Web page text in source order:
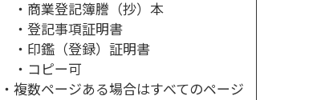
・商業登記簿謄（抄）本
・登記事項証明書
・印鑑（登録）証明書
・コピー可
・複数ページある場合はすべてのページ